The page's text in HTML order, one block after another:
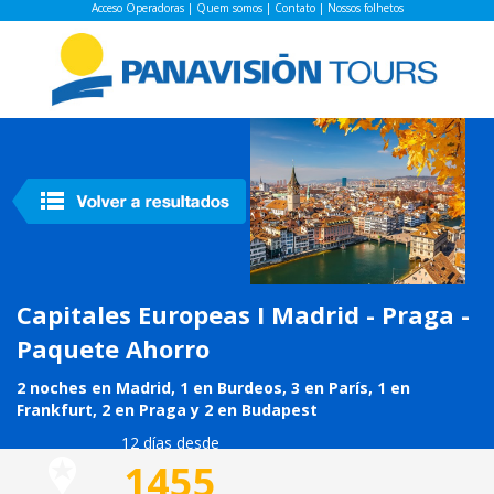
Acceso Operadoras| Quem somos| Contato| Nossos folhetos
Capitales Europeas I Madrid - Praga -
Paquete Ahorro
2 noches en Madrid, 1 en Burdeos, 3 en París, 1 en
Frankfurt, 2 en Praga y 2 en Budapest
12 días desde
1455